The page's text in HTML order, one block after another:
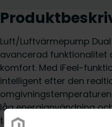
Luft/Luftvärmepump
avancerad funktionalitet
komfort. Med iFeel-
intelligent efter den
låg energianvändning
tillåter fjärrstyrning via